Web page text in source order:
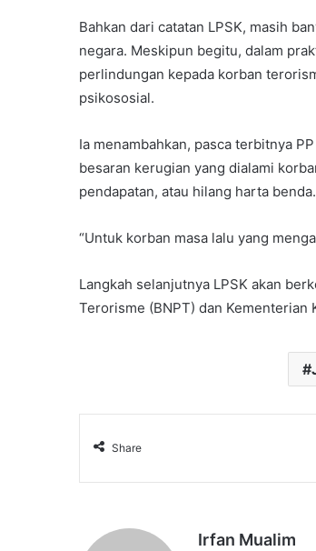
Bahkan dari catatan LPSK, masih
negara. Meskipun begitu, dalam
perlindungan kepada korban
psikososial.
Ia menambahkan, pasca terbitnya
besaran kerugian yang dialami
pendapatan, atau hilang harta benda.
“Untuk korban masa lalu yang
Langkah selanjutnya LPSK akan
Terorisme (BNPT) dan Kementerian
Share
Irfan Mualim